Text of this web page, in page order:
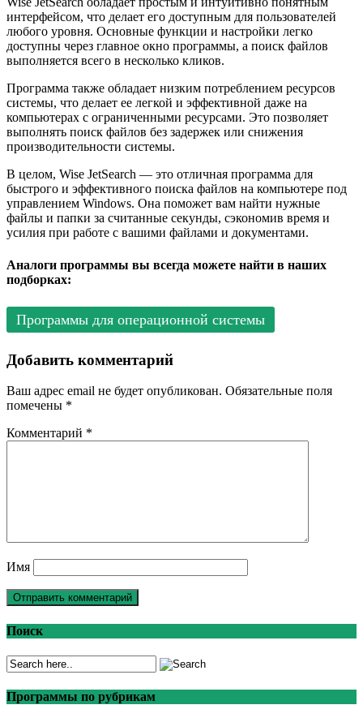
интерфейсом, что делает его доступным для пользователей
любого уровня. Основные функции и настройки легко
доступны через главное окно программы, а поиск файлов
выполняется всего в несколько кликов.
Программа также обладает низким потреблением ресурсов
системы, что делает ее легкой и эффективной даже на
компьютерах с ограниченными ресурсами. Это позволяет
выполнять поиск файлов без задержек или снижения
производительности системы.
В целом, Wise JetSearch — это отличная программа для
быстрого и эффективного поиска файлов на компьютере под
управлением Windows. Она поможет вам найти нужные
файлы и папки за считанные секунды, сэкономив время и
усилия при работе с вашими файлами и документами.
Аналоги программы вы всегда можете найти в наших
подборках:
Программы для операционной системы
Добавить комментарий
Ваш адрес email не будет опубликован. Обязательные поля
помечены *
Комментарий *
Имя
Поиск
Программы по рубрикам